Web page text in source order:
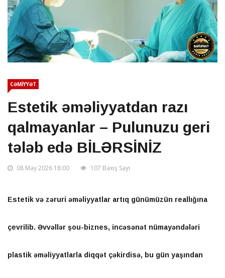
CƏMİYYƏT
Estetik əməliyyatdan razı
qalmayanlar – Pulunuzu geri
tələb edə BİLƏRSİNİZ
08 May 2026 18:00 107 Baxış Sayı
Estetik və zəruri əməliyyatlar artıq günümüzün reallığına
çevrilib. Əvvəllər şou-biznes, incəsənət nümayəndələri
plastik əməliyyatlarla diqqət çəkirdisə, bu gün yaşından